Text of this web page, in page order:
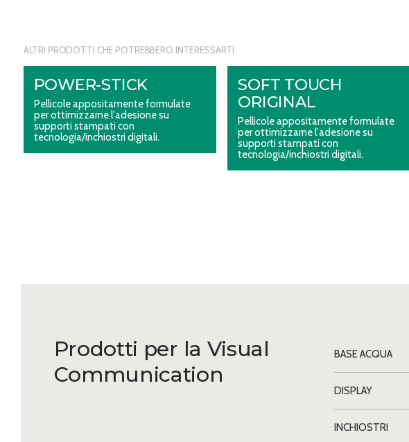
ALTRI PRODOTTI CHE POTREBBERO INTERESSARTI
POWER-STICK
Pellicole appositamente formulate
per ottimizzarne l'adesione su
supporti stampati con
tecnologia/inchiostri digitali.
SOFT TOUCH
ORIGINAL
Pellicole appositamente formulate
per ottimizzarne l'adesione su
supporti stampati con
tecnologia/inchiostri digitali.
Prodotti per la Visual
Communication
BASE ACQUA
DISPLAY
INCHIOSTRI